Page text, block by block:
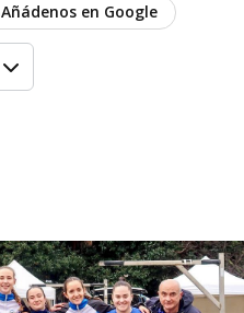
Añádenos en Google